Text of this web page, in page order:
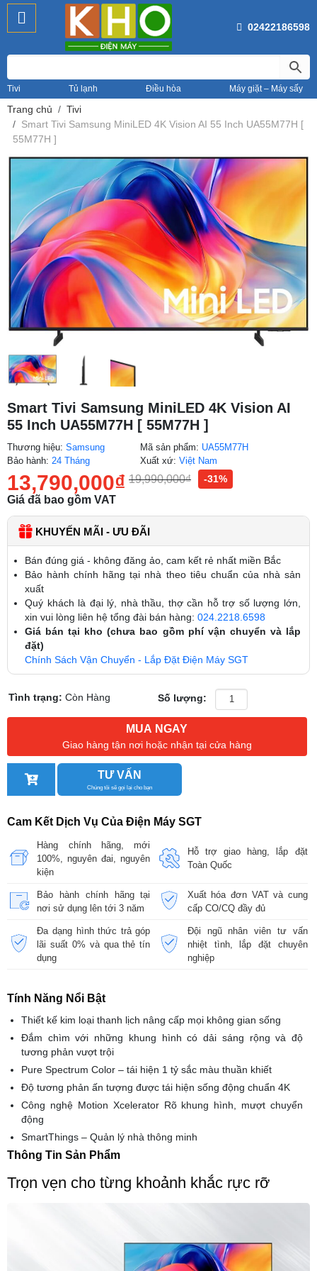
02422186598
Tivi Tủ lạnh Điều hòa Máy giặt – Máy sấy
Trang chủ
Tivi
Smart Tivi Samsung MiniLED 4K Vision AI 55 Inch UA55M77H [
55M77H ]
Smart Tivi Samsung MiniLED 4K Vision AI
55 Inch UA55M77H [ 55M77H ]
Thương hiệu: Samsung
Bảo hành: 24 Tháng
Mã sản phẩm: UA55M77H
Xuất xứ:Việt Nam
13,790,000₫ 19,990,000₫ -31%
Giá đã bao gồm VAT
KHUYẾN MÃI - ƯU ĐÃI
Bán đúng giá - không đăng ảo, cam kết rẻ nhất miền Bắc
Bảo hành chính hãng tại nhà theo tiêu chuẩn của nhà sản
xuất
Quý khách là đại lý, nhà thầu, thợ cần hỗ trợ số lượng lớn,
xin vui lòng liên hệ tổng đài bán hàng: 024.2218.6598
Giá bán tại kho (chưa bao gồm phí vận chuyển và lắp
đặt)
Chính Sách Vận Chuyển - Lắp Đặt Điện Máy SGT
Tình trạng:Còn Hàng Số lượng:
MUA NGAY
Giao hàng tận nơi hoặc nhận tại cửa hàng
TƯ VẤN
Chúng tôi sẽ gọi lại cho bạn
Cam Kết Dịch Vụ Của Điện Máy SGT
Hàng chính hãng, mới
100%, nguyên đai, nguyên
kiện
Hỗ trợ giao hàng, lắp đặt
Toàn Quốc
Bảo hành chính hãng tại
nơi sử dụng lên tới 3 năm
Xuất hóa đơn VAT và cung
cấp CO/CQ đầy đủ
Đa dạng hình thức trả góp
lãi suất 0% và qua thẻ tín
dụng
Đội ngũ nhân viên tư vấn
nhiệt tình, lắp đặt chuyên
nghiệp
Tính Năng Nổi Bật
Thiết kế kim loại thanh lịch nâng cấp mọi không gian sống
Đắm chìm với những khung hình có dải sáng rộng và độ
tương phản vượt trội
Pure Spectrum Color – tái hiện 1 tỷ sắc màu thuần khiết
Độ tương phản ấn tượng được tái hiện sống động chuẩn 4K
Công nghệ Motion Xcelerator Rõ khung hình, mượt chuyển
động
SmartThings – Quản lý nhà thông minh
Thông Tin Sản Phẩm
Trọn vẹn cho từng khoảnh khắc rực rỡ